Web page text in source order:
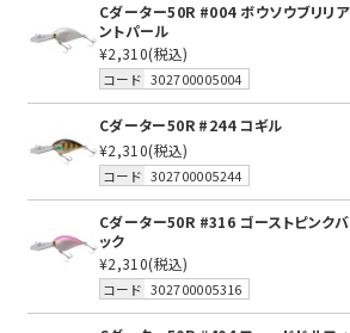
Cダーター50R #004 ボウソウブリリア
ントパール
¥2,310(税込)
コード 302700005004
Cダーター50R #244 コギル
¥2,310(税込)
コード 302700005244
Cダーター50R #316 ゴーストピンクバ
ック
¥2,310(税込)
コード 302700005316